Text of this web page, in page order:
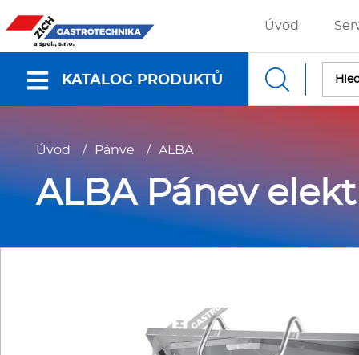
Úvod
KATALOG PRODUKTŮ
Nabídky a katalogy
Grilovací desky - Grily
Úvod / Pánve / ALBA
ALBA Pánev